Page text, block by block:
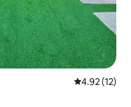
평점 4.92점
4.92 (12)